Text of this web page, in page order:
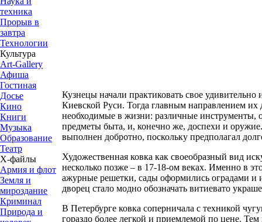
техника
Прорыв в
завтра
Технологии
Культура
Art-Gallery
Афиша
Гостиная
Досье
Кино
Книги
Музыка
Образование
Театр
Х-файлы
Армия и флот
Земля и
мироздание
Криминал
Природа и
Кузнецы начали практиковать свое удивительно
Киевской Руси. Тогда главным направлением их
необходимые в жизни: различные инструменты,
предметы быта, и, конечно же, доспехи и
выполнен добротно, поскольку предполагал
Художественная ковка как своеобразный вид
несколько позже – в 17-18-ом веках. Именно в
ажурные решетки, сады оформились оградами
дворец стало модно обозначать витиевато
В Петербурге ковка соперничала с техникой
гораздо более легкой и приемлемой по цене. Тем